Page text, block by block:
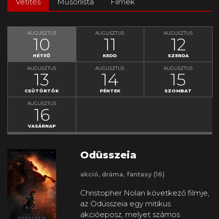
MOZI
HONLAP
AUGUSZTUS
10
HÉTFŐ
AUGUSZTUS
11
KEDD
AUGUSZTUS
12
SZERDA
AUGUSZTUS
13
CSÜTÖRTÖK
AUGUSZTUS
14
PÉNTEK
AUGUSZTUS
15
SZOMBAT
AUGUSZTUS
16
VASÁRNAP
Odüsszeia
akció, dráma, fantasy (16)
Christopher Nolan következő filmje,
az Odüsszeia egy mitikus
akcióeposz, melyet számos